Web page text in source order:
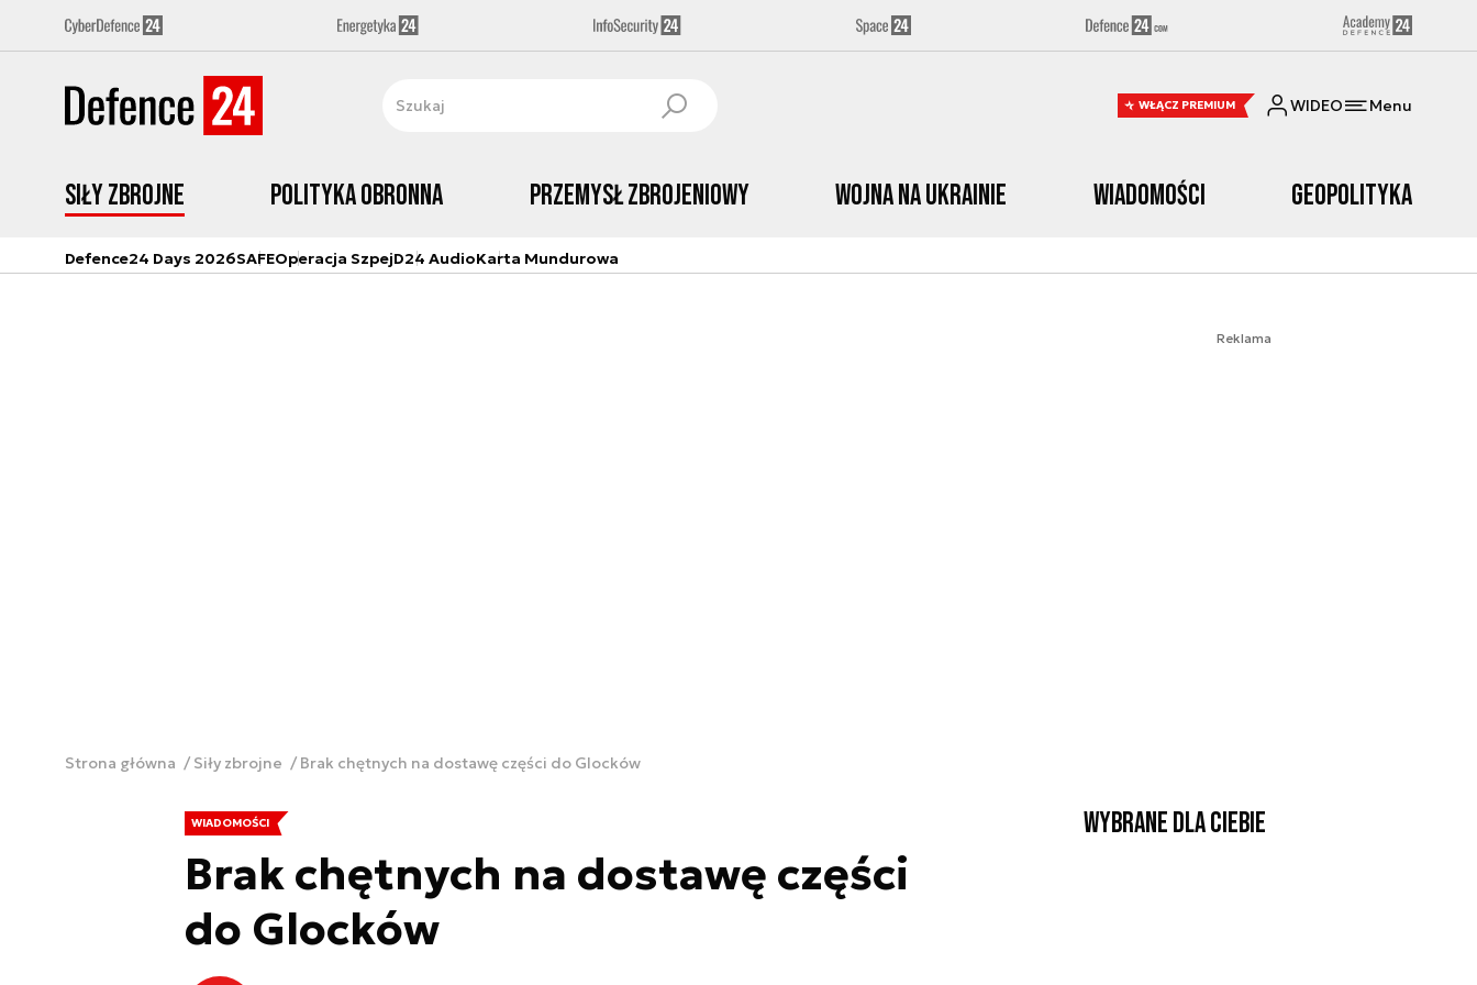
WŁĄCZ PREMIUM WIDEO Menu
Siły zbrojne Polityka obronna Przemysł Zbrojeniowy Wojna na Ukrainie Wiadomości Geopolityka
Defence24 Days 2026SAFEOperacja SzpejD24 AudioKarta Mundurowa
Reklama
Strona główna Siły zbrojne Brak chętnych na dostawę części do Glocków
WIADOMOŚCI
Brak chętnych na dostawę części
do Glocków
Wybrane dla Ciebie